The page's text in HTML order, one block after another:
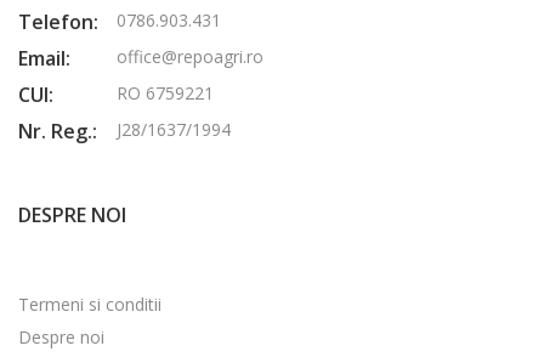
Telefon: 0786.903.431
Email: office@repoagri.ro
CUI: RO 6759221
Nr. Reg.: J28/1637/1994
DESPRE NOI
Termeni si conditii
Despre noi